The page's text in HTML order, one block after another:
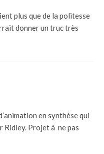
plus que de la politesse
donner un truc très
en synthèse qui
Ridley. Projet à ne pas